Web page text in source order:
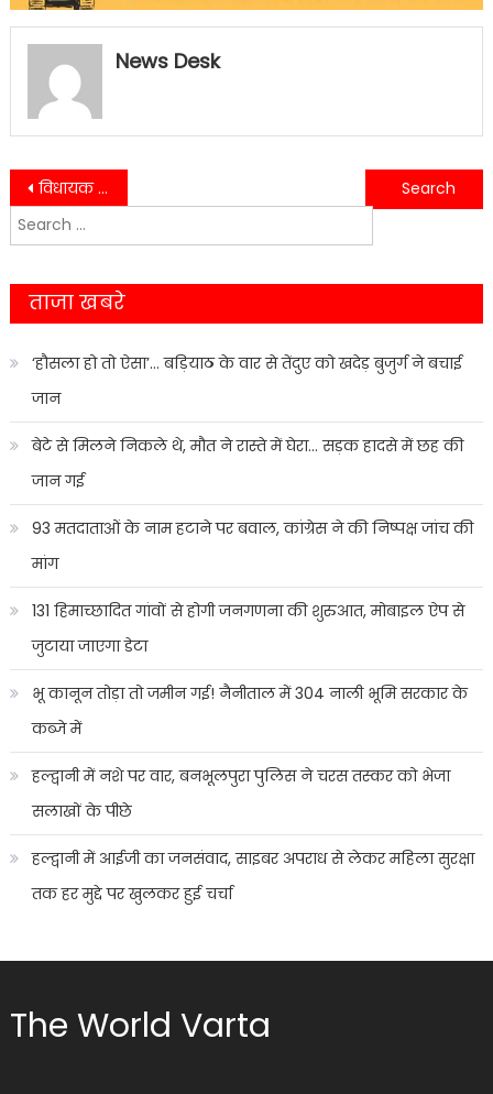
News Desk
Post
navigation
विधायक शिव अरोरा ने लोहिया मार्किट व्यापारियों के पुनर्वास के लिये प्रशासनिक अधिकारियों के साथ स्थलीय निरक्षण किया……
उपजिलाधिकारी श्रीनगर नूपुर वर्मा ने डॉ. भीमराव अंबेडकर की प्रतिमा चयनित स्थल का निरीक्षण किया…..
Search
for:
ताजा खबरे
‘हौसला हो तो ऐसा’… बड़ियाठ के वार से तेंदुए को खदेड़ बुजुर्ग ने बचाई
जान
बेटे से मिलने निकले थे, मौत ने रास्ते में घेरा… सड़क हादसे में छह की
जान गई
93 मतदाताओं के नाम हटाने पर बवाल, कांग्रेस ने की निष्पक्ष जांच की
मांग
131 हिमाच्छादित गांवों से होगी जनगणना की शुरुआत, मोबाइल ऐप से
जुटाया जाएगा डेटा
भू कानून तोड़ा तो जमीन गई! नैनीताल में 304 नाली भूमि सरकार के
कब्जे में
हल्द्वानी में नशे पर वार, बनभूलपुरा पुलिस ने चरस तस्कर को भेजा
सलाखों के पीछे
हल्द्वानी में आईजी का जनसंवाद, साइबर अपराध से लेकर महिला सुरक्षा
तक हर मुद्दे पर खुलकर हुई चर्चा
The World Varta